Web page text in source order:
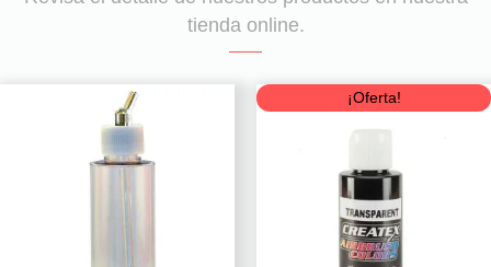
tienda online.
¡Oferta!
Original
price
Current
price